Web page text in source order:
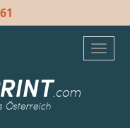
.com
Österreich